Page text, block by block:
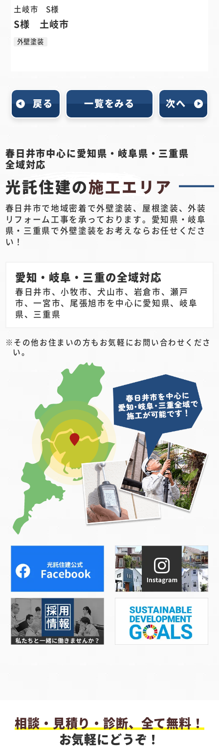
土岐市 S様
S様 土岐市
外壁塗装
戻る 一覧をみる 次へ
春日井市中心に愛知県・岐阜県・三重県
全域対応
光託住建の施工エリア
春日井市で地域密着で外壁塗装、屋根塗装、外装
リフォーム工事を承っております。愛知県・岐阜
県・三重県で外壁塗装をお考えならお任せくださ
い！
愛知・岐阜・三重の全域対応
春日井市、小牧市、犬山市、岩倉市、瀬戸
市、一宮市、尾張旭市を中心に愛知県、岐阜
県、三重県
その他お住まいの方もお気軽にお問い合わせくださ
い。
相談・見積り・診断、全て無料！
お気軽にどうぞ！